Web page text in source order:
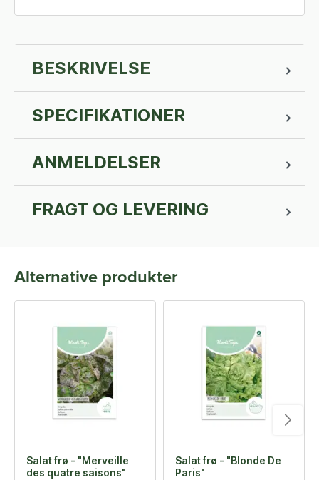
BESKRIVELSE
SPECIFIKATIONER
ANMELDELSER
FRAGT OG LEVERING
Alternative produkter
Salat frø - "Merveille
des quatre saisons"
Salat frø - "Blonde De
Paris"